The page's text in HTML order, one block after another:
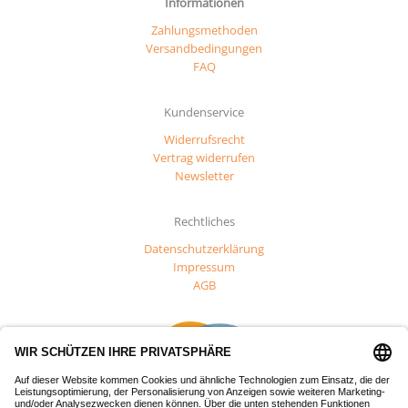
Zahlungsmethoden
Versandbedingungen
FAQ
Kundenservice
Widerrufsrecht
Vertrag widerrufen
Newsletter
Rechtliches
Datenschutzerklärung
Impressum
AGB